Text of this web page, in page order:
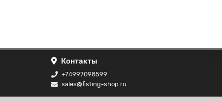
Контакты
+74997098599
sales@fisting-shop.ru